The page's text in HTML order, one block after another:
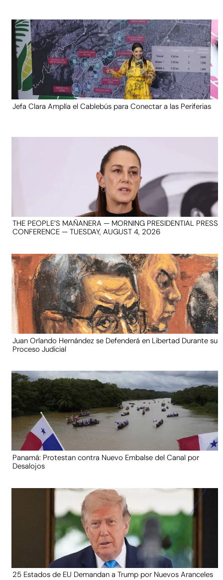
Jefa Clara Amplía el Cablebús para Conectar a las Periferias
THE PEOPLE’S MAÑANERA — MORNING PRESIDENTIAL PRESS
CONFERENCE — TUESDAY, AUGUST 4, 2026
Juan Orlando Hernández se Defenderá en Libertad Durante su
Proceso Judicial
Panamá: Protestan contra Nuevo Embalse del Canal por
Desalojos
25 Estados de EU Demandan a Trump por Nuevos Aranceles